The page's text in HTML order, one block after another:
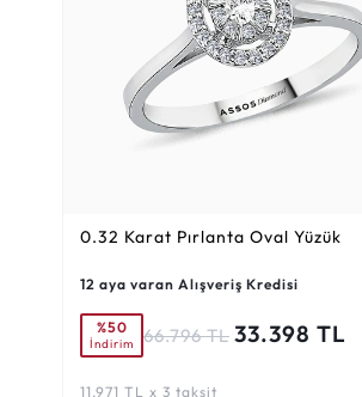
0.32 Karat Pırlanta Oval Yüzük
12 aya varan Alışveriş Kredisi
%50
İndirim 66.796 TL 33.398 TL
11.971 TL x 3 taksit